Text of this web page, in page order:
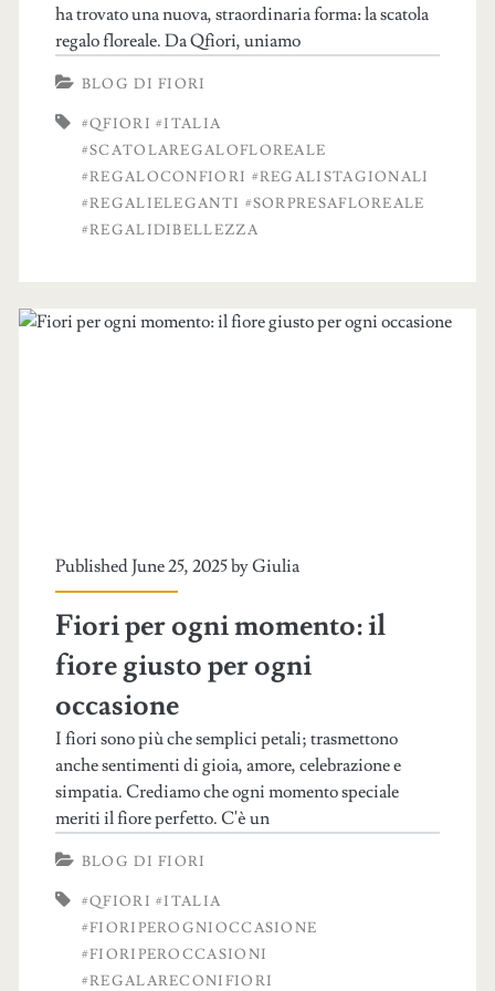
ha trovato una nuova, straordinaria forma: la scatola
regalo floreale. Da Qfiori, uniamo
BLOG DI FIORI
#QFIORI #ITALIA
#SCATOLAREGALOFLOREALE
#REGALOCONFIORI #REGALISTAGIONALI
#REGALIELEGANTI #SORPRESAFLOREALE
#REGALIDIBELLEZZA
Published June 25, 2025 byGiulia
Fiori per ogni momento: il
fiore giusto per ogni
occasione
I fiori sono più che semplici petali; trasmettono
anche sentimenti di gioia, amore, celebrazione e
simpatia. Crediamo che ogni momento speciale
meriti il ​​fiore perfetto. C'è un
BLOG DI FIORI
#QFIORI #ITALIA
#FIORIPEROGNIOCCASIONE
#FIORIPEROCCASIONI
#REGALARECONIFIORI